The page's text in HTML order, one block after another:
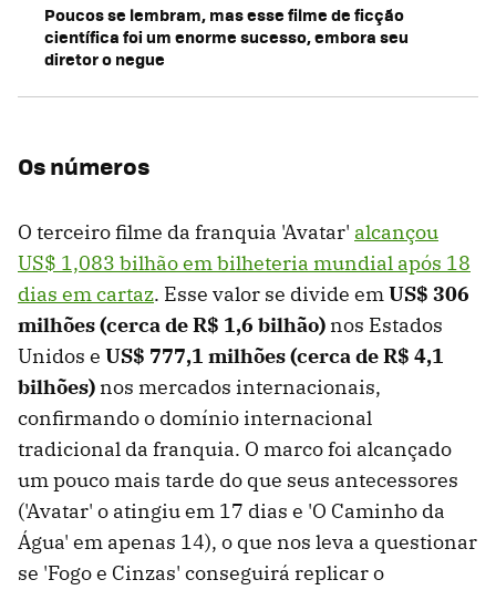
Poucos se lembram, mas esse filme de ficção
científica foi um enorme sucesso, embora seu
diretor o negue
Os números
O terceiro filme da franquia 'Avatar' alcançou
US$ 1,083 bilhão em bilheteria mundial após 18
dias em cartaz. Esse valor se divide emUS$ 306
milhões (cerca de R$ 1,6 bilhão) nos Estados
Unidos e US$ 777,1 milhões (cerca de R$ 4,1
bilhões) nos mercados internacionais,
confirmando o domínio internacional
tradicional da franquia. O marco foi alcançado
um pouco mais tarde do que seus antecessores
('Avatar' o atingiu em 17 dias e 'O Caminho da
Água' em apenas 14), o que nos leva a questionar
se 'Fogo e Cinzas' conseguirá replicar o